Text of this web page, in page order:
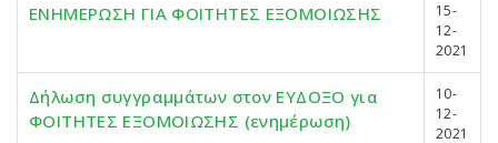
ΕΝΗΜΕΡΩΣΗ ΓΙΑ ΦΟΙΤΗΤΕΣ ΕΞΟΜΟΙΩΣΗΣ
15-
12-
2021
Δήλωση συγγραμμάτων στον ΕΥΔΟΞΟ για
ΦΟΙΤΗΤΕΣ ΕΞΟΜΟΙΩΣΗΣ (ενημέρωση)
10-
12-
2021